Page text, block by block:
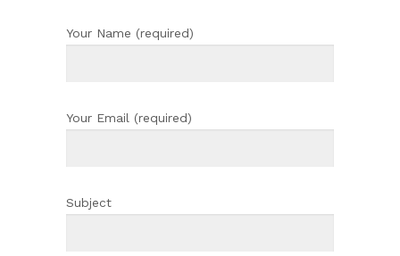
Your Name (required)
Your Email (required)
Subject